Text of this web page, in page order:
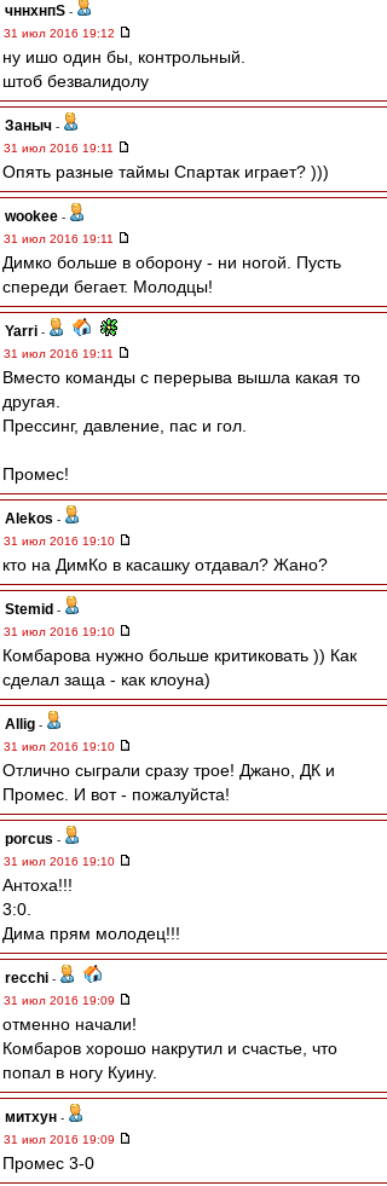
чннхнпS -
31 июл 2016 19:12
ну ишо один бы, контрольный.
штоб безвалидолу
Заныч -
31 июл 2016 19:11
Опять разные таймы Спартак играет? )))
wookee -
31 июл 2016 19:11
Димко больше в оборону - ни ногой. Пусть
спереди бегает. Молодцы!
Yarri -
31 июл 2016 19:11
Вместо команды с перерыва вышла какая то
другая.
Прессинг, давление, пас и гол.
Промес!
Alekos -
31 июл 2016 19:10
кто на ДимКо в касашку отдавал? Жано?
Stemid -
31 июл 2016 19:10
Комбарова нужно больше критиковать )) Как
сделал заща - как клоуна)
Allig -
31 июл 2016 19:10
Отлично сыграли сразу трое! Джано, ДК и
Промес. И вот - пожалуйста!
porcus -
31 июл 2016 19:10
Антоха!!!
3:0.
Дима прям молодец!!!
recchi -
31 июл 2016 19:09
отменно начали!
Комбаров хорошо накрутил и счастье, что
попал в ногу Куину.
митхун -
31 июл 2016 19:09
Промес 3-0